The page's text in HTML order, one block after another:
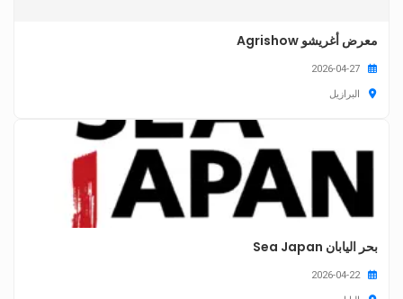
معرض أغريشو Agrishow
البرازيل
بحر اليابان Sea Japan
2026-04-22